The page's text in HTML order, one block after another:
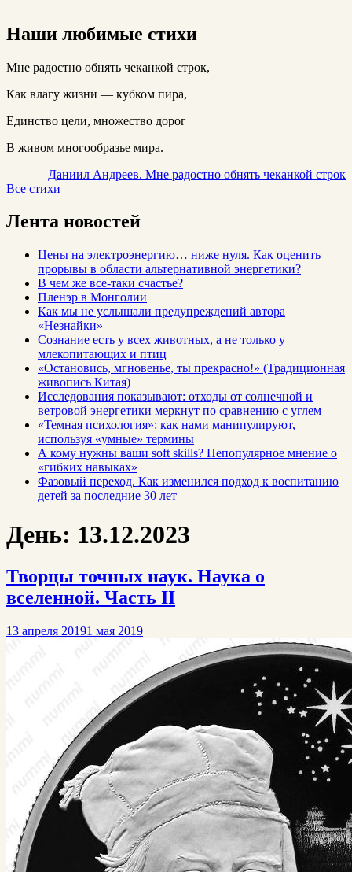
Наши любимые стихи
Мне радостно обнять чеканкой строк,
Как влагу жизни — кубком пира,
Единство цели, множество дорог
В живом многообразье мира.
Даниил Андреев. Мне радостно обнять чеканкой строк
Все стихи
Лента новостей
Цены на электроэнергию… ниже нуля. Как оценить
прорывы в области альтернативной энергетики?
В чем же все-таки счастье?
Пленэр в Монголии
Как мы не услышали предупреждений автора
«Незнайки»
Сознание есть у всех животных, а не только у
млекопитающих и птиц
«Остановись, мгновенье, ты прекрасно!» (Традиционная
живопись Китая)
Исследования показывают: отходы от солнечной и
ветровой энергетики меркнут по сравнению с углем
«Темная психология»: как нами манипулируют,
используя «умные» термины
А кому нужны ваши soft skills? Непопулярное мнение о
«гибких навыках»
Фазовый переход. Как изменился подход к воспитанию
детей за последние 30 лет
День: 13.12.2023
Творцы точных наук. Наука о
вселенной. Часть II
13 апреля 20191 мая 2019